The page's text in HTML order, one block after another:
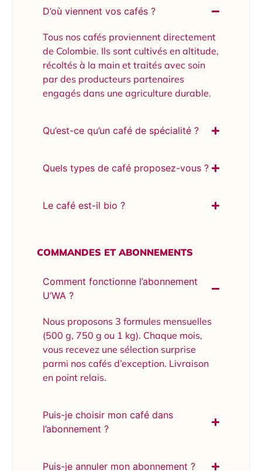
D’où viennent vos cafés ?
Tous nos cafés proviennent directement
de Colombie. Ils sont cultivés en altitude,
récoltés à la main et traités avec soin
par des producteurs partenaires
engagés dans une agriculture durable.
Qu’est-ce qu’un café de spécialité ?
Quels types de café proposez-vous ?
Le café est-il bio ?
COMMANDES ET ABONNEMENTS
Comment fonctionne l’abonnement
U’WA ?
Nous proposons 3 formules mensuelles
(500 g, 750 g ou 1 kg). Chaque mois,
vous recevez une sélection surprise
parmi nos cafés d’exception. Livraison
en point relais.
Puis-je choisir mon café dans
l’abonnement ?
Puis-je annuler mon abonnement ?